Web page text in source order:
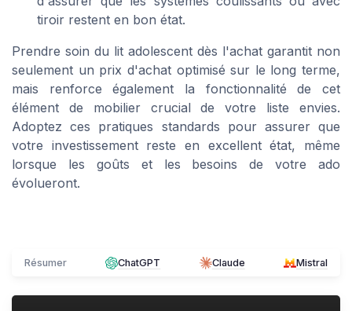
tiroir restent en bon état.
Prendre soin du lit adolescent dès l'achat garantit non
seulement un prix d'achat optimisé sur le long terme,
mais renforce également la fonctionnalité de cet
élément de mobilier crucial de votre liste envies.
Adoptez ces pratiques standards pour assurer que
votre investissement reste en excellent état, même
lorsque les goûts et les besoins de votre ado
évolueront.
Résumer ChatGPT Claude Mistral